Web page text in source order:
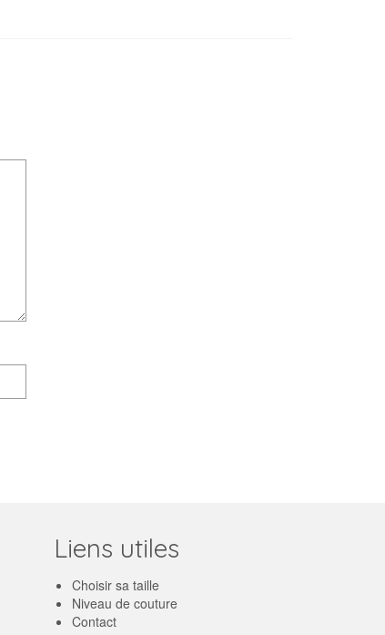
Liens utiles
Choisir sa taille
Niveau de couture
Contact